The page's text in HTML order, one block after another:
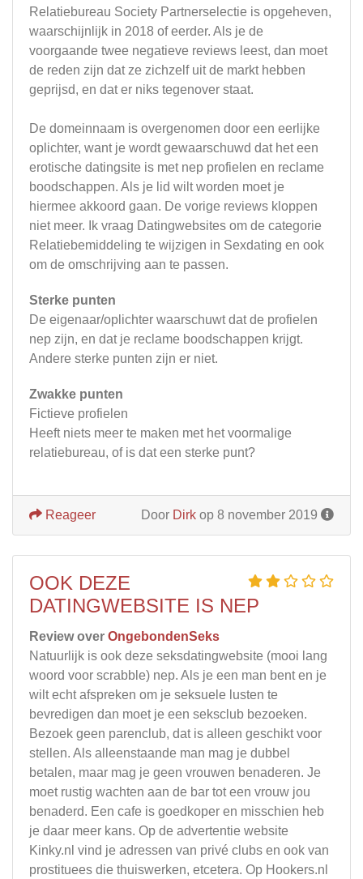
Relatiebureau Society Partnerselectie is opgeheven,
waarschijnlijk in 2018 of eerder. Als je de
voorgaande twee negatieve reviews leest, dan moet
de reden zijn dat ze zichzelf uit de markt hebben
geprijsd, en dat er niks tegenover staat.
De domeinnaam is overgenomen door een eerlijke
oplichter, want je wordt gewaarschuwd dat het een
erotische datingsite is met nep profielen en reclame
boodschappen. Als je lid wilt worden moet je
hiermee akkoord gaan. De vorige reviews kloppen
niet meer. Ik vraag Datingwebsites om de categorie
Relatiebemiddeling te wijzigen in Sexdating en ook
om de omschrijving aan te passen.
Sterke punten
De eigenaar/oplichter waarschuwt dat de profielen
nep zijn, en dat je reclame boodschappen krijgt.
Andere sterke punten zijn er niet.
Zwakke punten
Fictieve profielen
Heeft niets meer te maken met het voormalige
relatiebureau, of is dat een sterke punt?
Door Dirk op 8 november 2019
Reageer
OOK DEZE
DATINGWEBSITE IS NEP
Review over OngebondenSeks
Natuurlijk is ook deze seksdatingwebsite (mooi lang
woord voor scrabble) nep. Als je een man bent en je
wilt echt afspreken om je seksuele lusten te
bevredigen dan moet je een seksclub bezoeken.
Bezoek geen parenclub, dat is alleen geschikt voor
stellen. Als alleenstaande man mag je dubbel
betalen, maar mag je geen vrouwen benaderen. Je
moet rustig wachten aan de bar tot een vrouw jou
benaderd. Een cafe is goedkoper en misschien heb
je daar meer kans. Op de advertentie website
Kinky.nl vind je adressen van privé clubs en ook van
prostituees die thuiswerken, etcetera. Op Hookers.nl